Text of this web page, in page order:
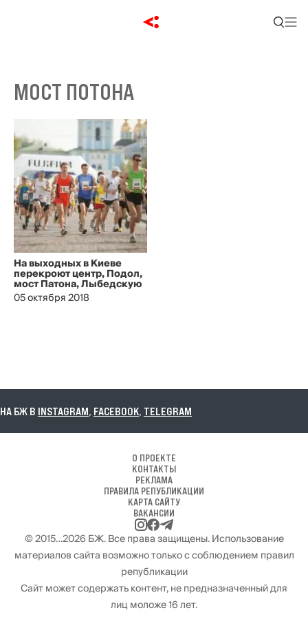
МОСТ ПОТОНА
На выходных в Киеве
перекроют центр, Подол,
мост Патона, Лыбедскую
05 октября 2018
БЖ ВINSTAGRAM,FACEBOOK,TELEGRAM
О ПРОЕКТЕ
КОНТАКТЫ
РЕКЛАМА
ПРАВИЛА РЕПУБЛИКАЦИИ
КАРТА САЙТУ
ВАКАНСИИ
© 2015…2026 БЖ. Все права защищены. Использование
материалов сайта возможно только с соблюдением правил
републикации
Сайт может содержать контент, не предназначенный для
лиц моложе 16 лет.